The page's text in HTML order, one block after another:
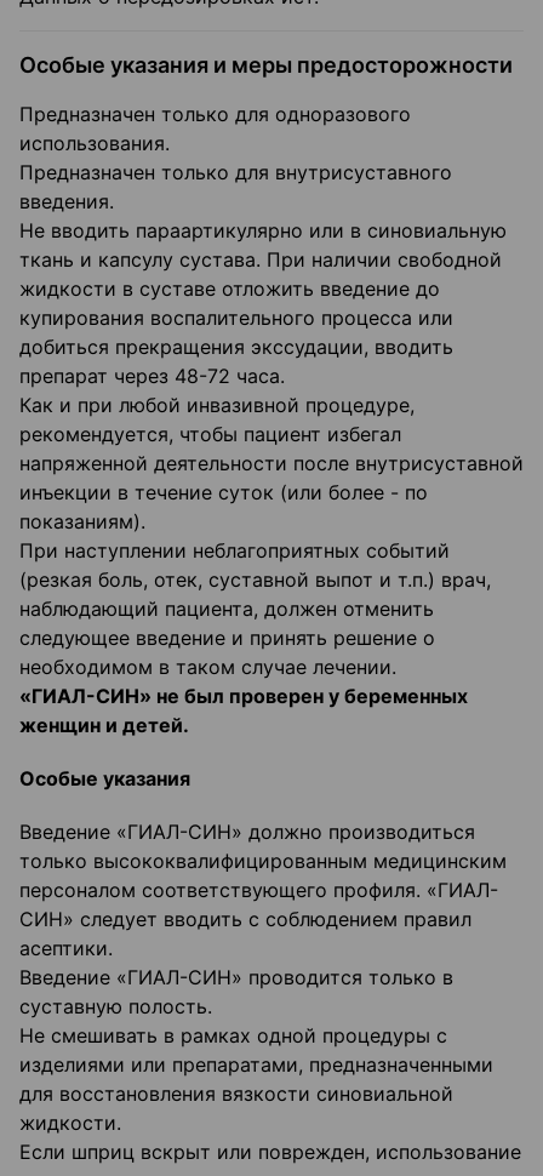
Особые указания и меры предосторожности
Предназначен только для одноразового
использования.
Предназначен только для внутрисуставного
введения.
Не вводить параартикулярно или в синовиальную
ткань и капсулу сустава. При наличии свободной
жидкости в суставе отложить введение до
купирования воспалительного процесса или
добиться прекращения экссудации, вводить
препарат через 48-72 часа.
Как и при любой инвазивной процедуре,
рекомендуется, чтобы пациент избегал
напряженной деятельности после внутрисуставной
инъекции в течение суток (или более - по
показаниям).
При наступлении неблагоприятных событий
(резкая боль, отек, суставной выпот и т.п.) врач,
наблюдающий пациента, должен отменить
следующее введение и принять решение о
необходимом в таком случае лечении.
«ГИАЛ-СИН» не был проверен у беременных
женщин и детей.
Особые указания
Введение «ГИАЛ-СИН» должно производиться
только высококвалифи­цированным медицинским
персоналом соответствующего профиля. «ГИАЛ-
СИН» следует вводить с соблюдением правил
асептики.
Введение «ГИАЛ-СИН» проводится только в
суставную полость.
Не смешивать в рамках одной процедуры с
изделиями или препаратами, предназначенными
для восстановления вязкости синовиальной
жидкости.
Если шприц вскрыт или поврежден, использование